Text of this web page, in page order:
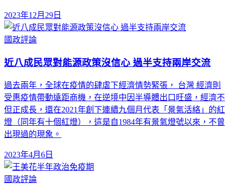
2023年12月29日
國政評論
近八成民眾對能源政策沒信心 過半支持兩岸交流
過去兩年，全球在疫情的肆虐下經濟情勢緊張， 台灣 經濟則
受惠疫情帶動遠距商機，在逆境中因半導體出口旺盛，經濟不
但正成長，還在2021年創下連續九個月代表「景氣活絡」的紅
燈（同年有十個紅燈），這是自1984年有景氣燈號以來，不曾
出現過的現象。
2023年4月6日
國政評論